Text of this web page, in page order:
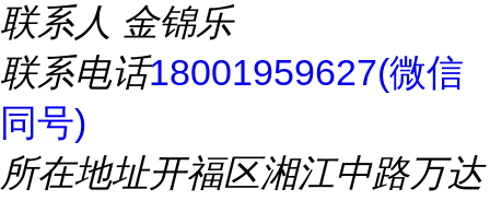
联系人 金锦乐
联系电话18001959627(微信
同号)
所在地址开福区湘江中路万达